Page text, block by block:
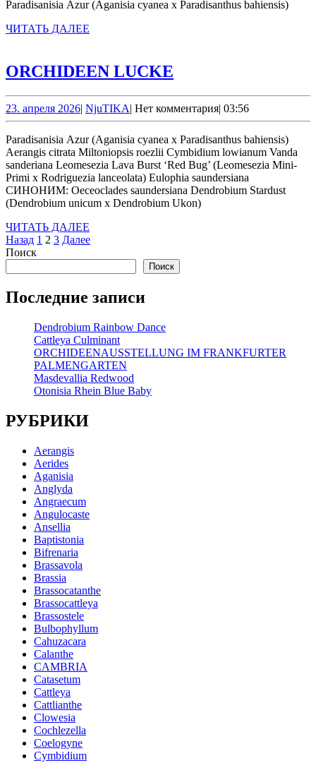
Paradisanisia Azur (Aganisia cyanea x Paradisanthus bahiensis)
ЧИТАТЬ ДАЛЕЕ
ORCHIDEEN LUCKE
23. апреля 202623.
апреля
2026
| NjuTIKANjuTIKA
| Нет комментария| 03:56
Paradisanisia Azur (Aganisia cyanea x Paradisanthus bahiensis)
Aerangis citrata Miltoniopsis roezlii Cymbidium lowianum Vanda
sanderiana Leomesezia Lava Burst ‘Red Bug’ (Leomesezia Mini-
Primi x Rodriguezia lanceolata) Eulophia saundersiana
СИНОНИМ: Oeceoclades saundersiana Dendrobium Stardust
(Dendrobium unicum x Dendrobium Ukon)
ЧИТАТЬ ДАЛЕЕ
ДАЛЕЕ
Пагинация
записей
Назад 1 2 3 Далее
Поиск
Поиск
Последние записи
Dendrobium Rainbow Dance
Cattleya Culminant
ORCHIDEENAUSSTELLUNG IM FRANKFURTER
PALMENGARTEN
Masdevallia Redwood
Otonisia Rhein Blue Baby
РУБРИКИ
Aerangis
Aerides
Aganisia
Anglyda
Angraecum
Angulocaste
Ansellia
Baptistonia
Bifrenaria
Brassavola
Brassia
Brassocatanthe
Brassocattleya
Brassostele
Bulbophyllum
Cahuzacara
Calanthe
CAMBRIA
Catasetum
Cattleya
Cattlianthe
Clowesia
Cochlezella
Coelogyne
Cymbidium